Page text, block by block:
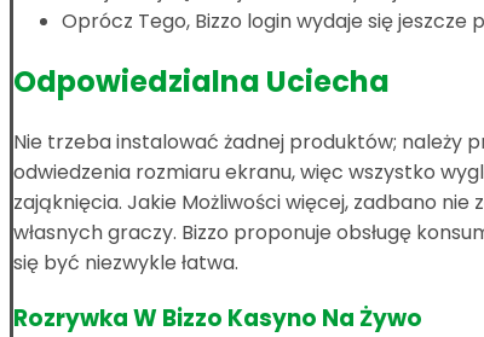
Oprócz Tego, Bizzo login wydaje się
Odpowiedzialna Uciecha
Nie trzeba instalować żadnej produktów; należy
odwiedzenia rozmiaru ekranu, więc wszystko
zająknięcia. Jakie Możliwości więcej, zadbano
własnych graczy. Bizzo proponuje obsługę
się być niezwykle łatwa.
Rozrywka W Bizzo Kasyno Na Żywo